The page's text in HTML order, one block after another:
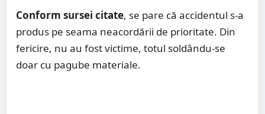
Conform sursei citate, se pare că accidentul s-a
produs pe seama neacordării de prioritate. Din
fericire, nu au fost victime, totul soldându-se
doar cu pagube materiale.